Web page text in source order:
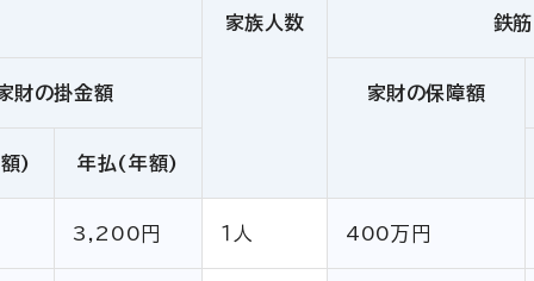
家族人数 鉄筋
財の掛金額 家財の保障額
) 年払(年額)
3,200円 １人 400万円